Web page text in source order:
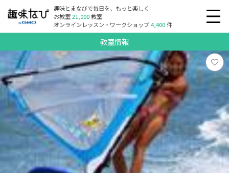
趣味とまなびで毎日を、もっと楽しく
お教室21,000教室
オンラインレッスン・ワークショップ4,400件
教室情報